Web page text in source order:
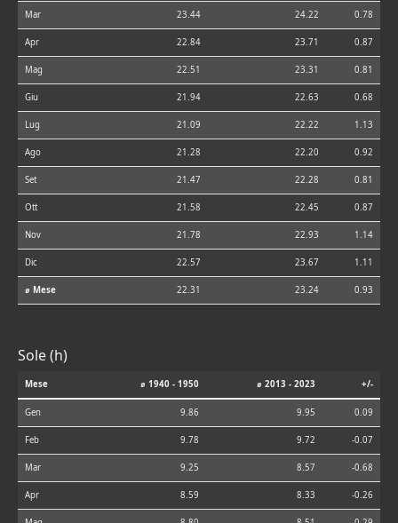
Mar 23.44 24.22 0.78
Apr 22.84 23.71 0.87
Mag 22.51 23.31 0.81
Giu 21.94 22.63 0.68
Lug 21.09 22.22 1.13
Ago 21.28 22.20 0.92
Set 21.47 22.28 0.81
Ott 21.58 22.45 0.87
Nov 21.78 22.93 1.14
Dic 22.57 23.67 1.11
⌀ Mese 22.31 23.24 0.93
Sole (h)
Mese ⌀ 1940 - 1950 ⌀ 2013 - 2023 +/-
Gen 9.86 9.95 0.09
Feb 9.78 9.72 -0.07
Mar 9.25 8.57 -0.68
Apr 8.59 8.33 -0.26